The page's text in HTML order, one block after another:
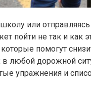
или отправляясь
пойти не так и как
помогут
любой дорожной
упражнения и